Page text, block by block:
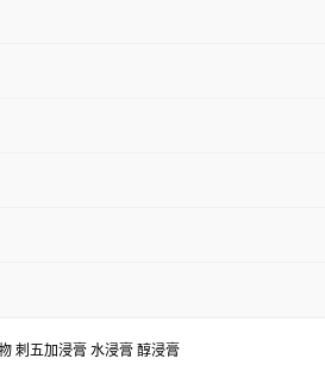
刺五加浸膏 水浸膏 醇浸膏